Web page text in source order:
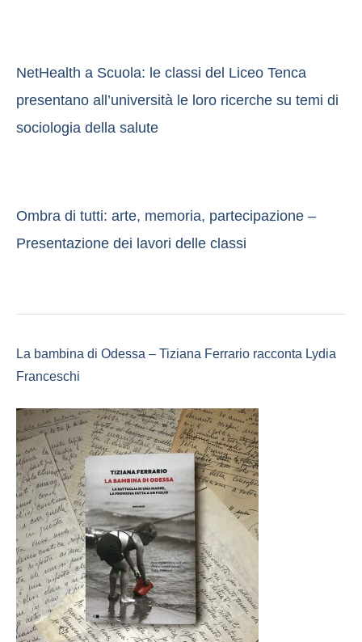
NetHealth a Scuola: le classi del Liceo Tenca
presentano all’università le loro ricerche su temi di
sociologia della salute
Ombra di tutti: arte, memoria, partecipazione –
Presentazione dei lavori delle classi
La bambina di Odessa – Tiziana Ferrario racconta Lydia
Franceschi